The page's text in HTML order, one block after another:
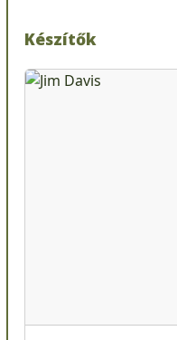
Készítők